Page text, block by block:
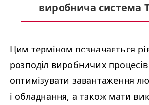
виробнича система
Цим терміном позначається
розподіл виробничих
оптимізувати завантаження
і обладнання, а також мати